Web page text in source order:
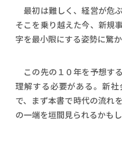
最初は難しく、経営が危
そこを乗り越えた今、新規
字を最小限にする姿勢に驚か
この先の１０年を予想す
理解する必要がある。新
で、まず本書で時代の流れ
の一端を垣間見られるかもし